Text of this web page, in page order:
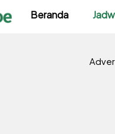
Beranda